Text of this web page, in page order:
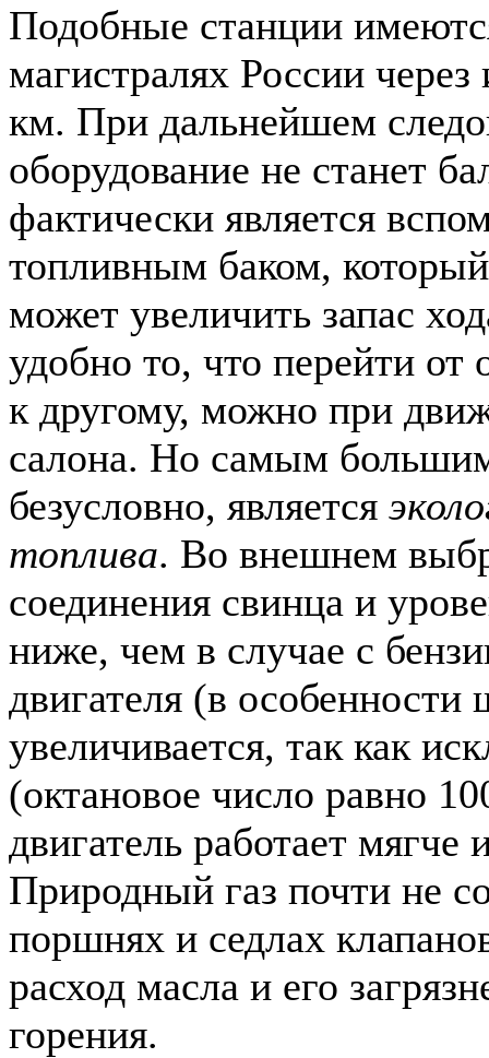
Подобные станции
магистралях России
км. При дальнейшем
оборудование не станет
фактически является
топливным баком,
может увеличить запас
удобно то, что перейти от
к другому, можно при
салона. Но самым
безусловно, является
топлива. Во внешнем
соединения свинца и
ниже, чем в случае с
двигателя (в
увеличивается, так как
(октановое число равно
двигатель работает мягче
Природный газ почти не
поршнях и седлах
расход масла и его
горения.